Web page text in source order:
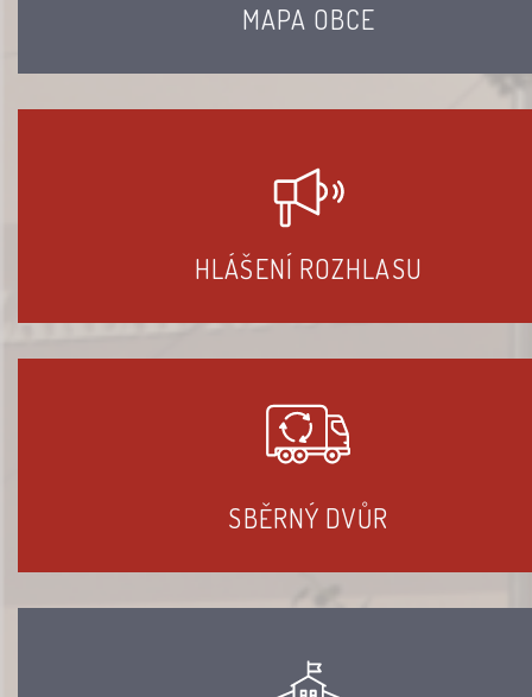
MAPA OBCE
HLÁŠENÍ ROZHLASU
SBĚRNÝ DVŮR